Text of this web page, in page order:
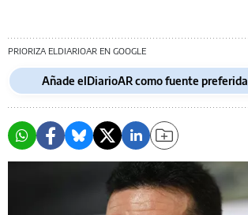
PRIORIZA ELDIARIOAR EN GOOGLE
Añade elDiarioAR como fuente preferida